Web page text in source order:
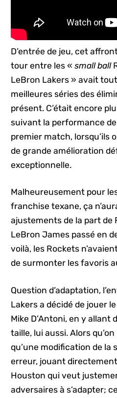
D’entrée de jeu, cet
tour entre les «small ball
LeBron Lakers » avait
meilleures séries des
présent. C’était encore
suivant la performance
premier match, lorsqu’ils
de grande amélioration
exceptionnelle.
Malheureusement pour
franchise texane, ça
ajustements de la part de
LeBron James passé en
voilà, les Rockets
de surmonter les favoris
Question d’adaptation,
Lakers a décidé de jouer
Mike D’Antoni, en y allant
taille, lui aussi. Alors
qu’une modification de
erreur, jouant
Houston qui veut
adversaires à s’adapter;